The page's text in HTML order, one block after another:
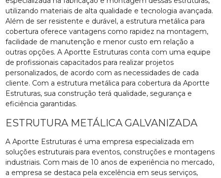
utilizando materiais de alta qualidade e tecnologia avançada.
Além de ser resistente e durável, a estrutura metálica para
cobertura oferece vantagens como rapidez na montagem,
facilidade de manutenção e menor custo em relação a
outras opções. A Aportte Estruturas conta com uma equipe
de profissionais capacitados para realizar projetos
personalizados, de acordo com as necessidades de cada
cliente. Com a estrutura metálica para cobertura da Aportte
Estruturas, sua construção terá qualidade, segurança e
eficiência garantidas.
ESTRUTURA METÁLICA GALVANIZADA
A Aportte Estruturas é uma empresa especializada em
soluções estruturais para eventos, construções e montagens
industriais. Com mais de 10 anos de experiência no mercado,
a empresa se destaca pela excelência em seus serviços,